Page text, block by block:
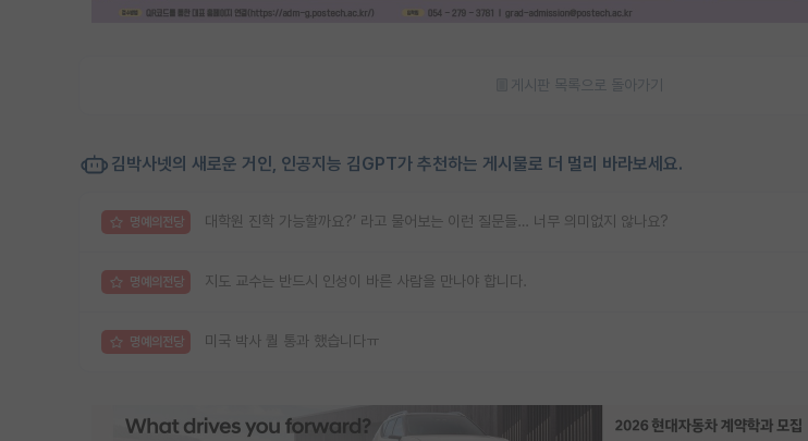
게시판 목록으로 돌아가기
김박사넷의 새로운 거인, 인공지능 김GPT가 추천하는 게시물로 더 멀리 바라보세요.
명예의전당 대학원 진학 가능할까요?’ 라고 물어보는 이런 질문들… 너무 의미없지 않나요?
명예의전당 지도 교수는 반드시 인성이 바른 사람을 만나야 합니다.
명예의전당 미국 박사 퀄 통과 했습니다ㅠ